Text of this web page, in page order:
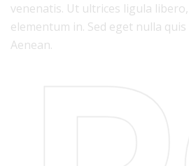
venenatis. Ut ultrices ligula
elementum in. Sed eget nulla
Aenean.